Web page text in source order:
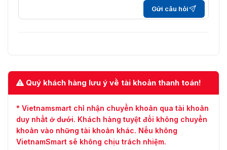
Để giải quyết các vấn đề phát hành thẻ cho doanh
nghiệp cũng như. Khắc phục các yếu tố sử dụng thẻ bảo
mẽ, đem lại được nhưng hiệu quả về giá cả cho quý
khách hàng. Đem lại những lựa chọn phù hợp cho đơn vị
sử dụng cũng như đem lại các giải pháp tối ưu hơn nữa
trong việc in thẻ. Để biết thêm thông tin cũng như các
sản phẩm liên quan !!! Xin quý khách hàng vui lòng liên
hệ theo hotline: 0936611372
Gửi câu hỏi
Quý khách hàng lưu ý về tài khoản thanh toán!
* Vietnamsmart chỉ nhận chuyển khoản qua tài khoản
duy nhất ở dưới. Khách hàng tuyệt đối không chuyển
khoản vào những tài khoản khác. Nếu không
VietnamSmart sẽ không chịu trách nhiệm.